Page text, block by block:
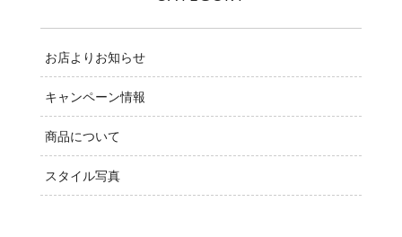
お店よりお知らせ
キャンペーン情報
商品について
スタイル写真